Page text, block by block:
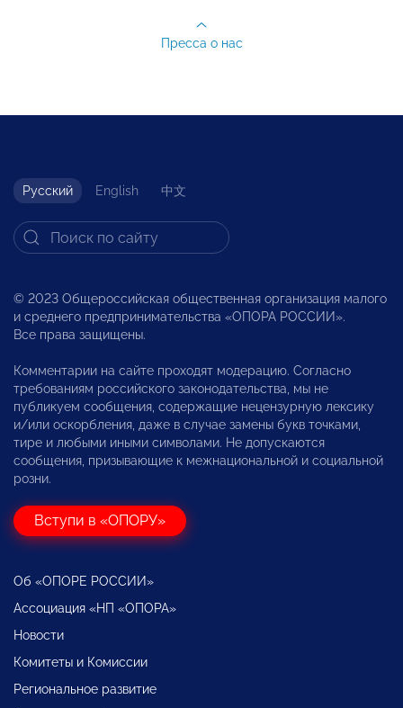
Пресса о нас
Русский English 中文
© 2023 Общероссийская общественная организация малого
и среднего предпринимательства «ОПОРА РОССИИ».
Все права защищены.
Комментарии на сайте проходят модерацию. Согласно
требованиям российского законодательства, мы не
публикуем сообщения, содержащие нецензурную лексику
и/или оскорбления, даже в случае замены букв точками,
тире и любыми иными символами. Не допускаются
сообщения, призывающие к межнациональной и социальной
розни.
Вступи в «ОПОРУ»
Об «ОПОРЕ РОССИИ»
Ассоциация «НП «ОПОРА»
Новости
Комитеты и Комиссии
Региональное развитие